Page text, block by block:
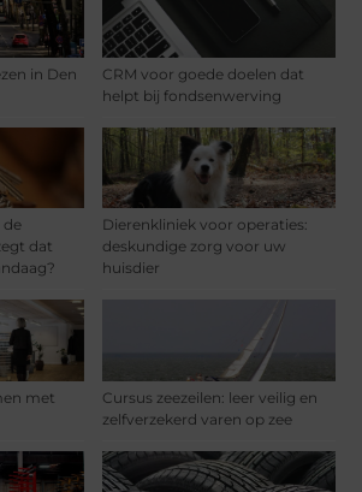
in Den
CRM voor goede doelen dat
helpt bij fondsenwerving
de
dat
Dierenkliniek voor operaties:
deskundige zorg voor uw
huisdier
met
Cursus zeezeilen: leer veilig en
zelfverzekerd varen op zee